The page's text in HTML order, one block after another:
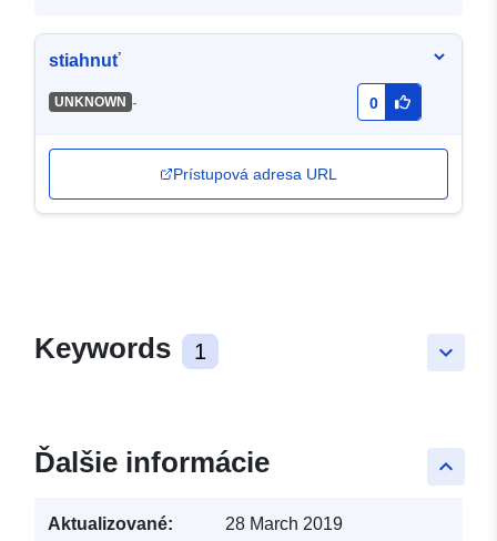
stiahnuť
UNKNOWN - 0
Prístupová adresa URL
keyboard_arrow_down
Keywords 1
keyboard_arrow_up
Ďalšie informácie
Aktualizované: 28 March 2019